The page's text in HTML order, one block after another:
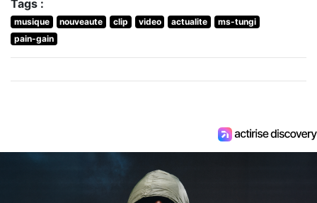
Tags :
musique nouveaute clip video actualite
ms-tungi
pain-gain